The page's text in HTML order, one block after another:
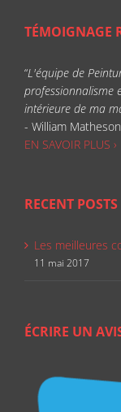
TÉMOIGNAGE
“L'équipe de
professionnalisme
intérieure de ma
- William Matheson
EN SAVOIR PLUS ›
RECENT POSTS
Les meilleures
11 mai 2017
ÉCRIRE UN